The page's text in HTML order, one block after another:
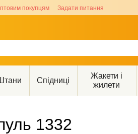
покупцям Задати питання
Спідниці
Жакети і
жилети
1332